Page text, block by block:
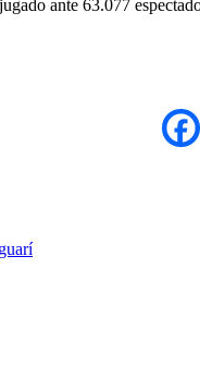
ante 63.077